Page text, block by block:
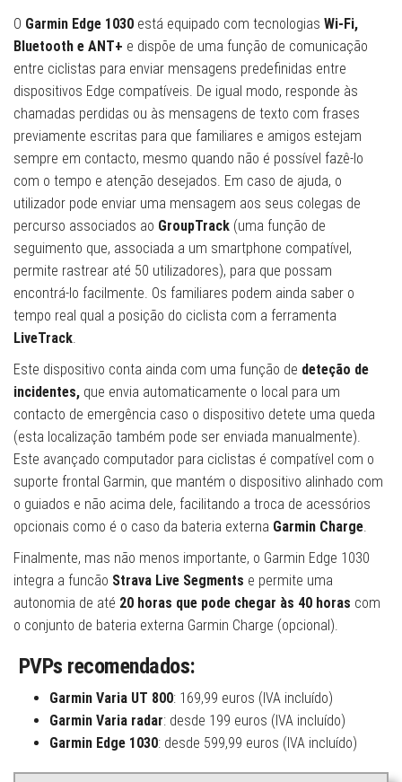
O Garmin Edge 1030 está equipado com tecnologias Wi-Fi,
Bluetooth e ANT+ e dispõe de uma função de comunicação
entre ciclistas para enviar mensagens predefinidas entre
dispositivos Edge compatíveis. De igual modo, responde às
chamadas perdidas ou às mensagens de texto com frases
previamente escritas para que familiares e amigos estejam
sempre em contacto, mesmo quando não é possível fazê-lo
com o tempo e atenção desejados. Em caso de ajuda, o
utilizador pode enviar uma mensagem aos seus colegas de
percurso associados ao GroupTrack (uma função de
seguimento que, associada a um smartphone compatível,
permite rastrear até 50 utilizadores), para que possam
encontrá-lo facilmente. Os familiares podem ainda saber o
tempo real qual a posição do ciclista com a ferramenta
LiveTrack
Este dispositivo conta ainda com uma função de deteção de
incidentes, que envia automaticamente o local para um
contacto de emergência caso o dispositivo detete uma queda
(esta localização também pode ser enviada manualmente).
Este avançado computador para ciclistas é compatível com o
suporte frontal Garmin, que mantém o dispositivo alinhado com
o guiados e não acima dele, facilitando a troca de acessórios
opcionais como é o caso da bateria externa Garmin Charge
Finalmente, mas não menos importante, o Garmin Edge 1030
integra a funcão Strava Live Segments e permite uma
autonomia de até 20 horas que pode chegar às 40 horas com
o conjunto de bateria externa Garmin Charge (opcional).
PVPs recomendados:
Garmin Varia UT 800: 169,99 euros (IVA incluído)
Garmin Varia radar: desde 199 euros (IVA incluído)
Garmin Edge 1030: desde 599,99 euros (IVA incluído)